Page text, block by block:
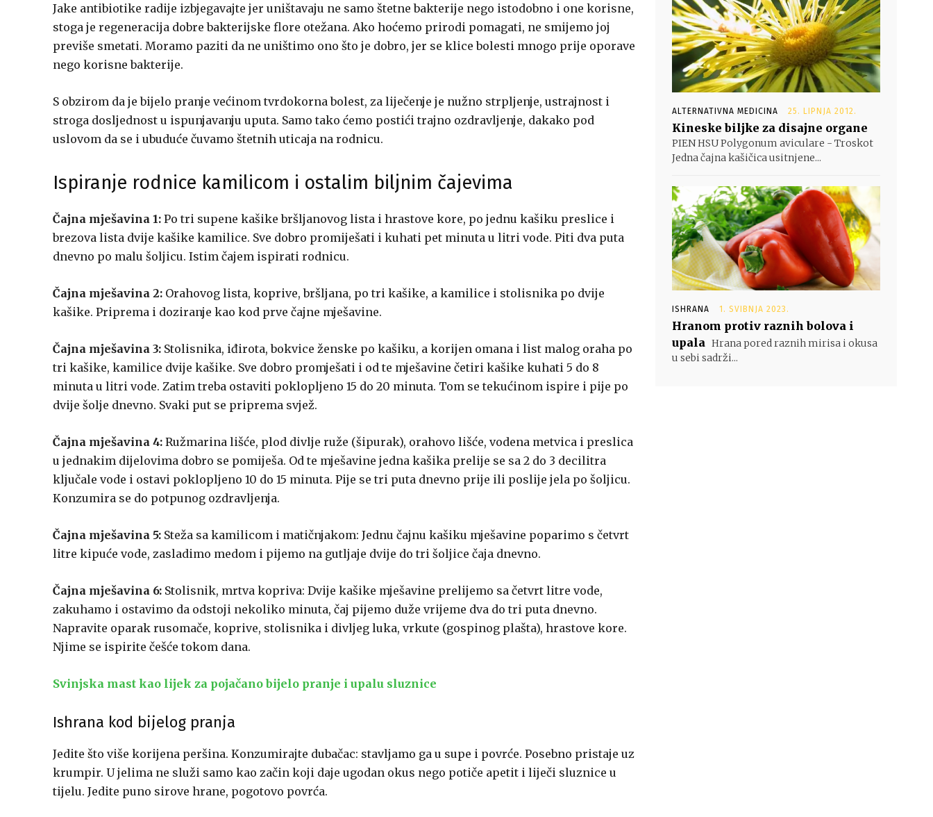
Jake antibiotike radije izbjegavajte jer uništavaju ne samo štetne bakterije nego istodobno i one korisne,
stoga je regeneracija dobre bakterijske flore otežana. Ako hoćemo prirodi pomagati, ne smijemo joj
previše smetati. Moramo paziti da ne uništimo ono što je dobro, jer se klice bolesti mnogo prije oporave
nego korisne bakterije.
S obzirom da je bijelo pranje većinom tvrdokorna bolest, za liječenje je nužno strpljenje, ustrajnost i
stroga dosljednost u ispunjavanju uputa. Samo tako ćemo postići trajno ozdravljenje, dakako pod
uslovom da se i ubuduće čuvamo štetnih uticaja na rodnicu.
Ispiranje rodnice kamilicom i ostalim biljnim čajevima
Čajna mješavina 1: Po tri supene kašike bršljanovog lista i hrastove kore, po jednu kašiku preslice i
brezova lista dvije kašike kamilice. Sve dobro promiješati i kuhati pet minuta u litri vode. Piti dva puta
dnevno po malu šoljicu. Istim čajem ispirati rodnicu.
Čajna mješavina 2: Orahovog lista, koprive, bršljana, po tri kašike, a kamilice i stolisnika po dvije
kašike. Priprema i doziranje kao kod prve čajne mješavine.
Čajna mješavina 3: Stolisnika, iđirota, bokvice ženske po kašiku, a korijen omana i list malog oraha po
tri kašike, kamilice dvije kašike. Sve dobro promješati i od te mješavine četiri kašike kuhati 5 do 8
minuta u litri vode. Zatim treba ostaviti poklopljeno 15 do 20 minuta. Tom se tekućinom ispire i pije po
dvije šolje dnevno. Svaki put se priprema svjež.
Čajna mješavina 4: Ružmarina lišće, plod divlje ruže (šipurak), orahovo lišće, vodena metvica i preslica
u jednakim dijelovima dobro se pomiješa. Od te mješavine jedna kašika prelije se sa 2 do 3 decilitra
ključale vode i ostavi poklopljeno 10 do 15 minuta. Pije se tri puta dnevno prije ili poslije jela po šoljicu.
Konzumira se do potpunog ozdravljenja.
Čajna mješavina 5: Steža sa kamilicom i matičnjakom: Jednu čajnu kašiku mješavine poparimo s četvrt
litre kipuće vode, zasladimo medom i pijemo na gutljaje dvije do tri šoljice čaja dnevno.
Čajna mješavina 6: Stolisnik, mrtva kopriva: Dvije kašike mješavine prelijemo sa četvrt litre vode,
zakuhamo i ostavimo da odstoji nekoliko minuta, čaj pijemo duže vrijeme dva do tri puta dnevno.
Napravite oparak rusomače, koprive, stolisnika i divljeg luka, vrkute (gospinog plašta), hrastove kore.
Njime se ispirite češće tokom dana.
Svinjska mast kao lijek za pojačano bijelo pranje i upalu sluznice
Ishrana kod bijelog pranja
Jedite što više korijena peršina. Konzumirajte dubačac: stavljamo ga u supe i povrće. Posebno pristaje uz
krumpir. U jelima ne služi samo kao začin koji daje ugodan okus nego potiče apetit i liječi sluznice u
tijelu. Jedite puno sirove hrane, pogotovo povrća.
ALTERNATIVNA MEDICINA 25. LIPNJA 2012.
Kineske biljke za disajne organe
PIEN HSU Polygonum aviculare - Troskot
Jedna čajna kašičica usitnjene...
ISHRANA 1. SVIBNJA 2023.
Hranom protiv raznih bolova i
upala Hrana pored raznih mirisa i okusa
u sebi sadrži...